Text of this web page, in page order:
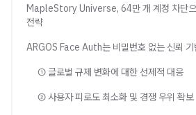
MapleStory Universe, 64만 개 계정 차단으
전략
ARGOS Face Auth는 비밀번호 없는 신뢰 기
① 글로벌 규제 변화에 대한 선제적 대응
② 사용자 피로도 최소화 및 경쟁 우위 확보